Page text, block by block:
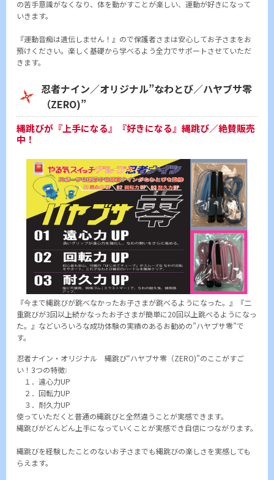
の苦手意識がなくなり、体を動かすことが楽しい、運動が好きになって
いきます。
『運動音痴は遺伝しません！』ので保護者さまは安心してお子さまをお
預けください。楽しく基礎から学べるよう全力でサポートさせていただ
きます。
忍者ナイン／オリジナル”なわとび／ハヤブサ零
（ZERO)”
縄跳びが『上手になる』『好きになる』縄跳び／絶賛販売
中！
『今まで縄跳びが跳べなかったお子さまが跳べるようになった。』『二
重跳びが3回以上続かなったお子さまが簡単に20回以上跳べるようになっ
た。』などいろいろな成功体験の実績のあるお勧めの”ハヤブサ零”で
す。
忍者ナイン・オリジナル 縄跳び“ハヤブサ零（ZERO)”のここがすご
い！3つの特徴❕
１．遠心力UP
２．回転力UP
３．耐久力UP
使っていただくと普通の縄跳びと全然違うことが実感できます。
縄跳びがどんどん上手になっていくことが実感でき自信につながります。
縄跳びを経験したことのないお子さまでも縄跳びの楽しさを実感しても
らえます。